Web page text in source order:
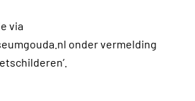
via
onder vermelding